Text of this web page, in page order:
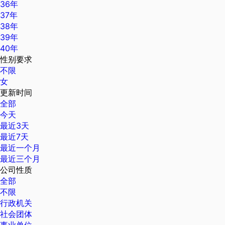
36年
37年
38年
39年
40年
性别要求
不限
女
更新时间
全部
今天
最近3天
最近7天
最近一个月
最近三个月
公司性质
全部
不限
行政机关
社会团体